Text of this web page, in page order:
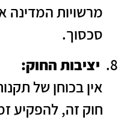
מרשויות המדינה
סכסוך.
יציבות החוק:
אין בכוחן של
חוק זה, להפקיע